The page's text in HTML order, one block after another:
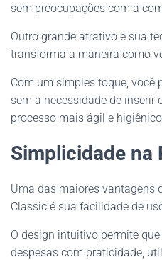
sem preocupações com a
Outro grande atrativo é sua
transforma a maneira como
Com um simples toque, você
sem a necessidade de inserir
processo mais ágil e
Simplicidade na
Uma das maiores vantagens
Classic é sua facilidade de
O design intuitivo permite
despesas com praticidade,